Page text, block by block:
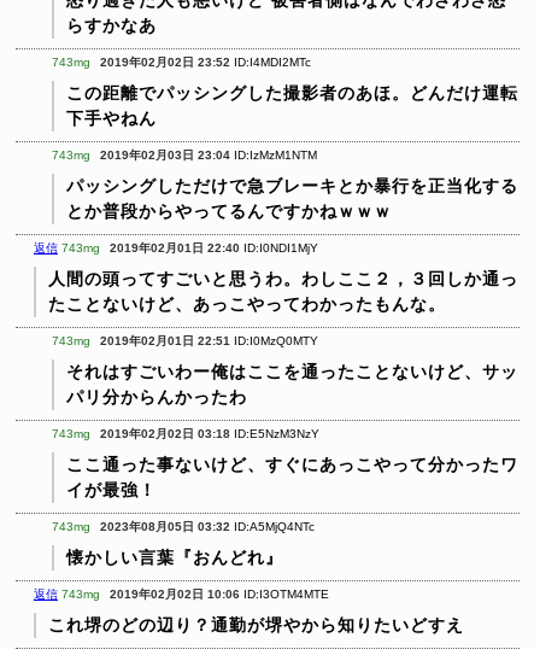
らすかなあ
743mg 2019年02月02日 23:52 ID:I4MDI2MTc
この距離でパッシングした撮影者のあほ。どんだけ運転
下手やねん
743mg 2019年02月03日 23:04 ID:IzMzM1NTM
パッシングしただけで急ブレーキとか暴行を正当化する
とか普段からやってるんですかねｗｗｗ
返信 743mg 2019年02月01日 22:40 ID:I0NDI1MjY
人間の頭ってすごいと思うわ。わしここ２，３回しか通っ
たことないけど、あっこやってわかったもんな。
743mg 2019年02月01日 22:51 ID:I0MzQ0MTY
それはすごいわー俺はここを通ったことないけど、サッ
パリ分からんかったわ
743mg 2019年02月02日 03:18 ID:E5NzM3NzY
ここ通った事ないけど、すぐにあっこやって分かったワ
イが最強！
743mg 2023年08月05日 03:32 ID:A5MjQ4NTc
懐かしい言葉『おんどれ』
返信 743mg 2019年02月02日 10:06 ID:I3OTM4MTE
これ堺のどの辺り？通勤が堺やから知りたいどすえ